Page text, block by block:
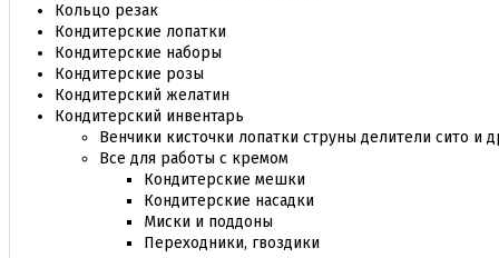
Кольцо резак
Кондитерские лопатки
Кондитерские наборы
Кондитерские розы
Кондитерский желатин
Кондитерский инвентарь
Венчики кисточки лопатки струны делители сито и
Все для работы с кремом
Кондитерские мешки
Кондитерские насадки
Миски и поддоны
Переходники, гвоздики